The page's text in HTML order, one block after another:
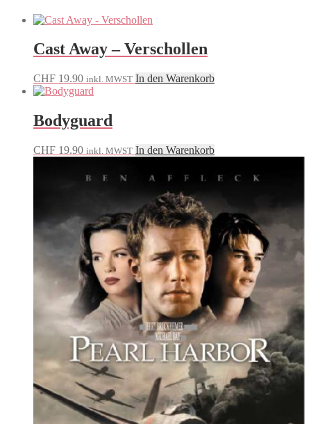
Cast Away – Verschollen
CHF 19.90 inkl. MWST In den Warenkorb
Bodyguard
CHF 19.90 inkl. MWST In den Warenkorb